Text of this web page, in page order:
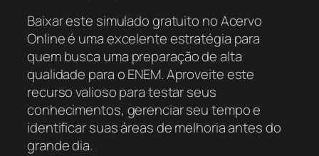
Baixar este simulado gratuito no Acervo
Online é uma excelente estratégia para
quem busca uma preparação de alta
qualidade para o ENEM. Aproveite este
recurso valioso para testar seus
conhecimentos, gerenciar seu tempo e
identificar suas áreas de melhoria antes do
grande dia.